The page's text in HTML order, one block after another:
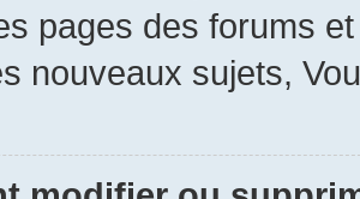
pages des forums
nouveaux sujets,